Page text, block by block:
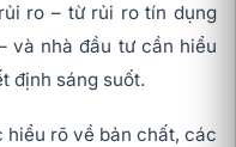
ro – từ rủi ro tín dụng
và nhà đầu tư cần hiểu
định sáng suốt.
hiểu rõ về bản chất, các